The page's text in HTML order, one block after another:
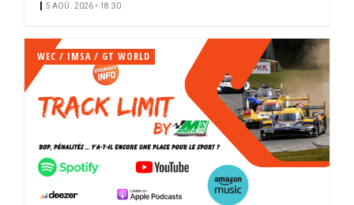
5 AOÛ. 2026 • 18:30
WEC / IMSA / GT WORLD